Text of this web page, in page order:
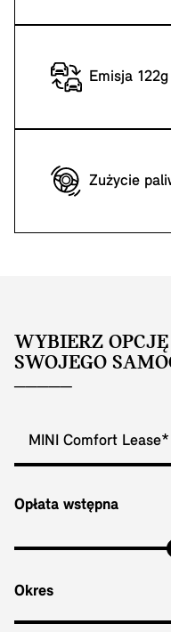
Emisja
Zużycie
WYBIERZ
SWOJEGO
MINI Comfort Lease*
Opłata wstępna
Okres